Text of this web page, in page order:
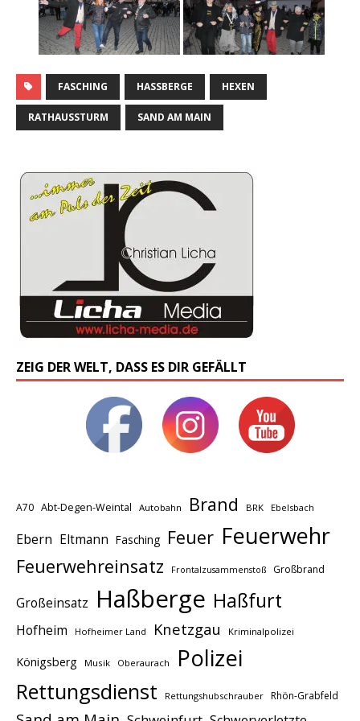
FASCHING HASSBERGE HEXEN
RATHAUSSTURM SAND AM MAIN
ZEIG DER WELT, DASS ES DIR GEFÄLLT
A70 Abt-Degen-Weintal Autobahn Brand BRK Ebelsbach
Ebern Eltmann Fasching Feuer Feuerwehr
Feuerwehreinsatz Frontalzusammenstoß Großbrand
Großeinsatz Haßberge Haßfurt
Hofheim Hofheimer Land Knetzgau Kriminalpolizei
Königsberg Musik Oberaurach Polizei
Rettungsdienst Rettungshubschrauber Rhön-Grabfeld